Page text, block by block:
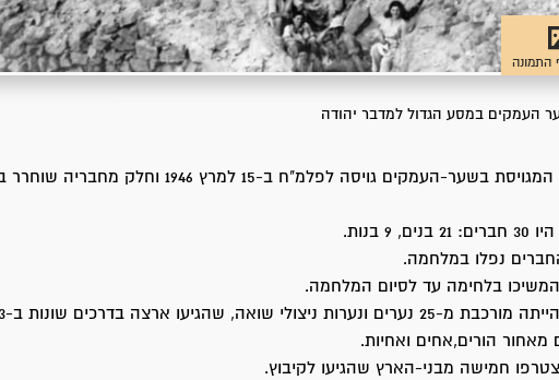
התמונה
העמקים במסע הגדול למדבר יהודה
ההכשרה המגויסת בשער-העמקים גויסה לפלמ"ח ב-15 למרץ 1946 וחלק
9 בנות.
נפלו במלחמה.
בלחימה עד לסיום המלחמה.
הורים,אחים ואחיות.
חמישה מבני-הארץ שהגיעו לקיבוץ.